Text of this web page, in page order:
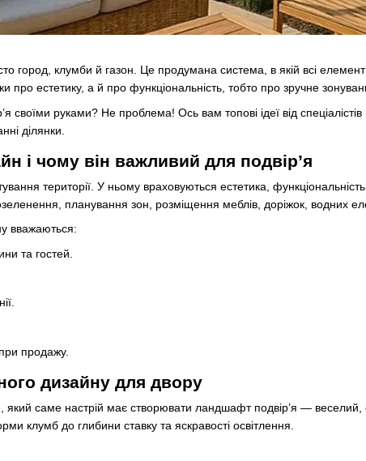
город, клумби й газон. Це продумана система, в якій всі
естетику, а й про функціональність, тобто про зручне
руками? Не проблема! Ось вам топові ідеї від спеціалістів
ділянки.
і чому він важливий для подвір’я
території. У ньому враховуються естетика, функціональність,
планування зон, розміщення меблів, доріжок, водних
вважаються:
та гостей.
продажу.
дизайну для двору
саме настрій має створювати ландшафт подвір’я — веселий,
клумб до глибини ставку та яскравості освітлення.